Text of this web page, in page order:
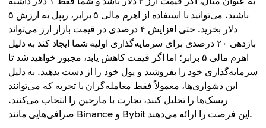
باشید، می‌توانید با استفاده از اهرم مالی ۵ برابر، ریپل به ارزش ۵
دلار بخرید. حتی افزایش ۴ درصدی در قیمت بازار ارز می‌تواند
بازدهی ۲۰ درصدی برای سرمایه‌گذاری اولیه شما ایجاد کند به دلیل
اهرم مالی ۵ برابر؛ اما اگر قیمت کاهش یابد، مجبور خواهید شد تا
سرمایه‌گذاری خود را بفروشید و پول خود را از دست بدهید. به دلیل
این دشواری‌ها، معمولاً فقط معامله‌گران با تجربه که می‌توانند
ریسک‌ها را تحلیل کنند، تجارت با مارجین را انتخاب می‌کنند.
صرافی‌هایی مانند Binance و Bybit این فرصت را ارائه می‌دهند.